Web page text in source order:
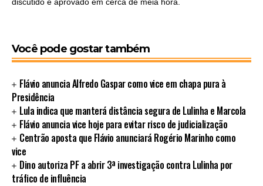
Você pode gostar também
Flávio anuncia Alfredo Gaspar como vice em chapa pura à
Presidência
Lula indica que manterá distância segura de Lulinha e Marcola
Flávio anuncia vice hoje para evitar risco de judicialização
Centrão aposta que Flávio anunciará Rogério Marinho como
vice
Dino autoriza PF a abrir 3ª investigação contra Lulinha por
tráfico de influência